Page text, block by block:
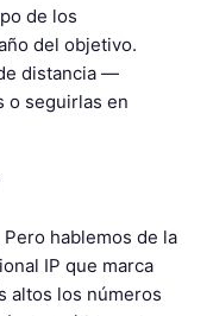
de los
del objetivo.
distancia —
o seguirlas en
hablemos de la
IP que marca
altos los números